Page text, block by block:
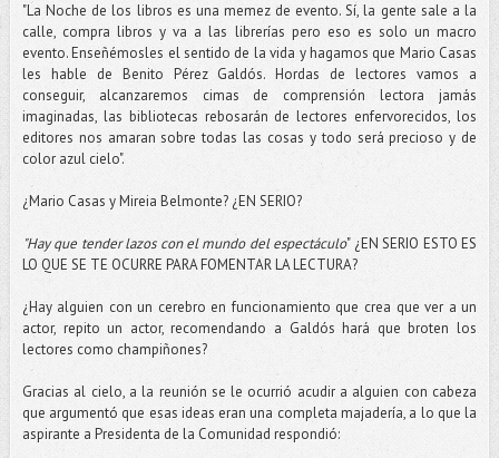
"La Noche de los libros es una memez de evento. Sí, la gente sale a la
calle, compra libros y va a las librerías pero eso es solo un macro
evento. Enseñémosles el sentido de la vida y hagamos que Mario Casas
les hable de Benito Pérez Galdós. Hordas de lectores vamos a
conseguir, alcanzaremos cimas de comprensión lectora jamás
imaginadas, las bibliotecas rebosarán de lectores enfervorecidos, los
editores nos amaran sobre todas las cosas y todo será precioso y de
color azul cielo".
¿Mario Casas y Mireia Belmonte? ¿EN SERIO?
"Hay que tender lazos con el mundo del espectáculo" ¿EN SERIO ESTO ES
LO QUE SE TE OCURRE PARA FOMENTAR LA LECTURA?
¿Hay alguien con un cerebro en funcionamiento que crea que ver a un
actor, repito un actor, recomendando a Galdós hará que broten los
lectores como champiñones?
Gracias al cielo, a la reunión se le ocurrió acudir a alguien con cabeza
que argumentó que esas ideas eran una completa majadería, a lo que la
aspirante a Presidenta de la Comunidad respondió: